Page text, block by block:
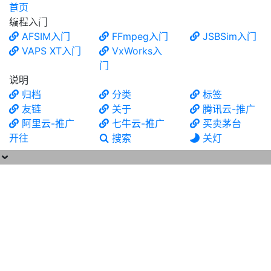
食铁兽
首页
编程入门
AFSIM入门
FFmpeg入门
JSBSim入门
VAPS XT入门
VxWorks入
门
说明
归档
分类
标签
友链
关于
腾讯云-推广
阿里云-推广
七牛云-推广
买卖茅台
开往
搜索 关灯